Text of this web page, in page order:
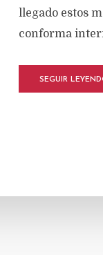
llegado estos
conforma
SEGUIR